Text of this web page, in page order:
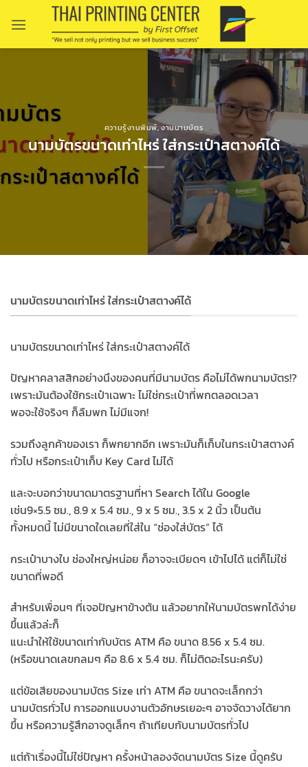
ความรู้งานพิมพ์,งานนามบัตร
นามบัตรขนาดเท่าไหร่ ใส่กระเป๋าสตางค์ได้
นามบัตรขนาดเท่าไหร่ ใส่กระเป๋าสตางค์ได้
นามบัตรขนาดเท่าไหร่ ใส่กระเป๋าสตางค์ได้
ปัญหาคลาสสิกอย่างนึงของคนที่มีนามบัตร คือไม่ได้พกนามบัตร!?
เพราะมันต้องใช้กระเป๋าเฉพาะ ไม่ใช่กระเป๋าที่พกตลอดเวลา
พอจะใช้จริงๆ ก็ลืมพก ไม่มีแจก!
รวมถึงลูกค้าของเรา ก็พกยากอีก เพราะมันก็เก็บในกระเป๋าสตางค์
ทั่วไป หรือกระเป๋าเก็บ Key Card ไม่ได้
และจะบอกว่าขนาดมาตรฐานที่หา Search ได้ใน Google
เช่น9×5.5 ซม., 8.9 x 5.4 ซม., 9 x 5 ซม., 3.5 x 2 นิ้ว เป็นต้น
ทั้งหมดนี้ ไม่มีขนาดใดเลยที่ใส่ใน “ช่องใส่บัตร” ได้
กระเป๋าบางใบ ช่องใหญ่หน่อย ก็อาจจะเบียดๆ เข้าไปได้ แต่ก็ไม่ใช่
ขนาดที่พอดี
สำหรับเพื่อนๆ ที่เจอปัญหาข้างต้น แล้วอยากให้นามบัตรพกได้ง่าย
ขึ้นแล้วล่ะก็
แนะนำให้ใช้ขนาดเท่ากับบัตร ATM คือ ขนาด 8.56 x 5.4 ซม.
(หรือขนาดเลขกลมๆ คือ 8.6 x 5.4 ซม. ก็ไม่ติดอะไรนะครับ)
แต่ข้อเสียของนามบัตร Size เท่า ATM คือ ขนาดจะเล็กกว่า
นามบัตรทั่วไป การออกแบบงานตัวอักษรเยอะๆ อาจจัดวางได้ยาก
ขึ้น หรือความรู้สึกอาจดูเล็กๆ ถ้าเทียบกับนามบัตรทั่วไป
แต่ถ้าเรื่องนี้ไม่ใช่ปัญหา ครั้งหน้าลองจัดนามบัตร Size นี้ดูครับ